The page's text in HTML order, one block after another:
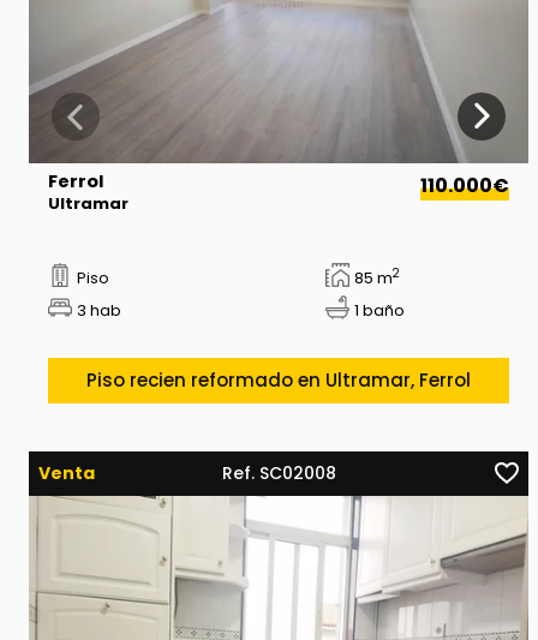
Ferrol
Ultramar
110.000€
Piso 85 m2
3 hab 1 baño
Piso recien reformado en Ultramar, Ferrol
Venta Ref. SC02008